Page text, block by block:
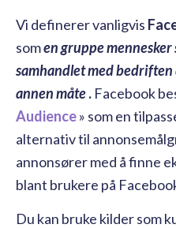
Vi definerer vanligvis
somen gruppe mennesker
samhandlet med
annen måte. Facebook
Audience» som en
alternativ til
annonsører med å finne
blant brukere på
Du kan bruke kilder som